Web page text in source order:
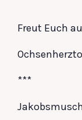
Freut Euch
***